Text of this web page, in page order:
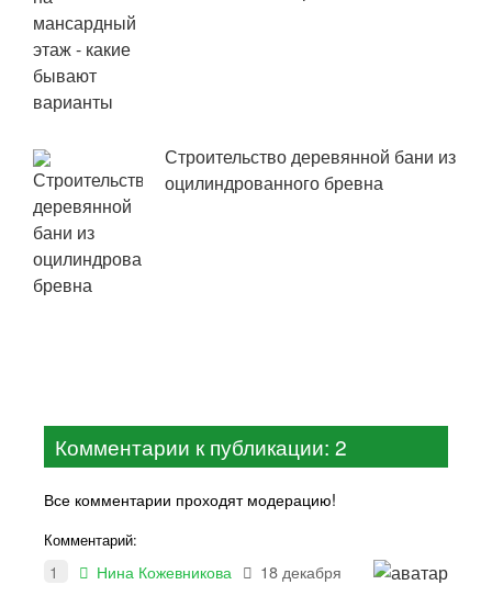
Строительство деревянной бани из
оцилиндрованного бревна
Комментарии к публикации: 2
Все комментарии проходят модерацию!
Комментарий:
1 Нина Кожевникова 18 декабря